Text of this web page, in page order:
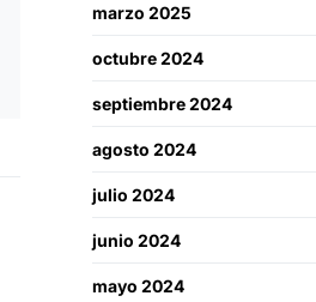
marzo 2025
octubre 2024
septiembre 2024
agosto 2024
julio 2024
junio 2024
mayo 2024